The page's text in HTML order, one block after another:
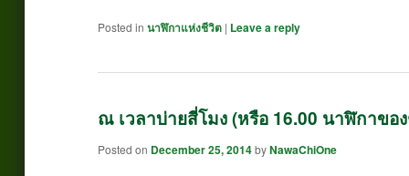
Posted in นาฬิกาแห่งชีวิต | Leave a reply
ณ เวลาบ่ายสี่โมง (หรือ 16.00 นาฬิกาข
Posted on December 25, 2014byNawaChiOne